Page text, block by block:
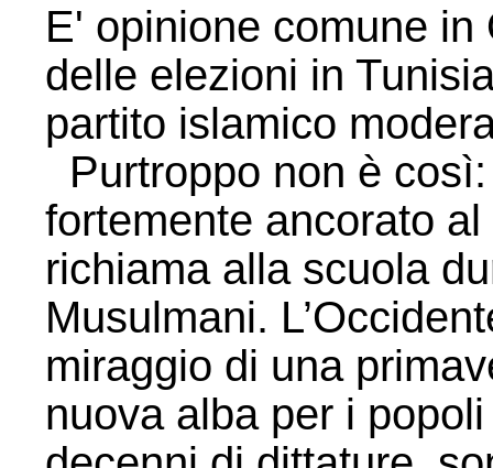
E' opinione comune
delle elezioni in
partito islamico
Purtroppo non è
fortemente ancorato
richiama alla scuola
Musulmani.
miraggio di una
nuova alba per i